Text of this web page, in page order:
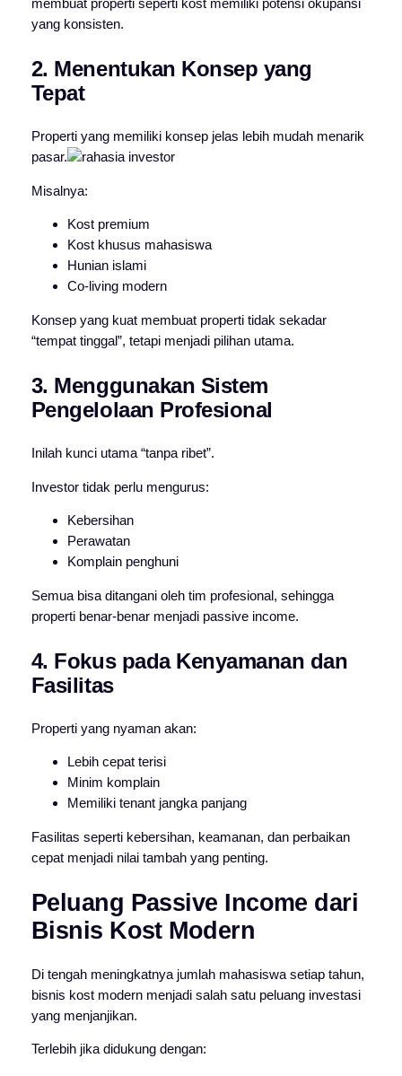
membuat properti seperti kost memiliki potensi okupansi
yang konsisten.
2. Menentukan Konsep yang
Tepat
Properti yang memiliki konsep jelas lebih mudah menarik
pasar.
Misalnya:
Kost premium
Kost khusus mahasiswa
Hunian islami
Co-living modern
Konsep yang kuat membuat properti tidak sekadar
“tempat tinggal”, tetapi menjadi pilihan utama.
3. Menggunakan Sistem
Pengelolaan Profesional
Inilah kunci utama “tanpa ribet”.
Investor tidak perlu mengurus:
Kebersihan
Perawatan
Komplain penghuni
Semua bisa ditangani oleh tim profesional, sehingga
properti benar-benar menjadi passive income.
4. Fokus pada Kenyamanan dan
Fasilitas
Properti yang nyaman akan:
Lebih cepat terisi
Minim komplain
Memiliki tenant jangka panjang
Fasilitas seperti kebersihan, keamanan, dan perbaikan
cepat menjadi nilai tambah yang penting.
Peluang Passive Income dari
Bisnis Kost Modern
Di tengah meningkatnya jumlah mahasiswa setiap tahun,
bisnis kost modern menjadi salah satu peluang investasi
yang menjanjikan.
Terlebih jika didukung dengan: